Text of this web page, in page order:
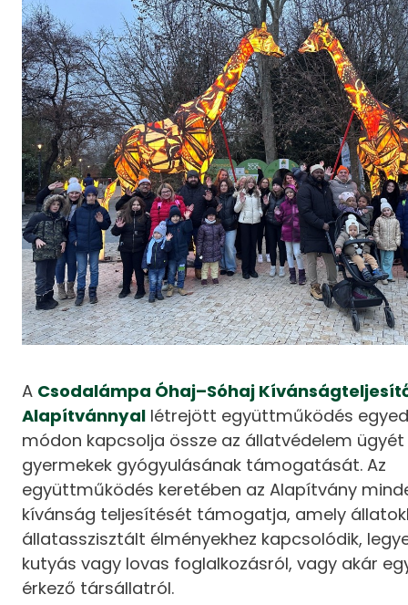
A Csodalámpa Óhaj–Sóhaj
Alapítvánnyal létrejött együttműködés
módon kapcsolja össze az állatvédelem ügyét
gyermekek gyógyulásának támogatását. Az
együttműködés keretében az Alapítvány
kívánság teljesítését támogatja, amely
állatasszisztált élményekhez kapcsolódik,
kutyás vagy lovas foglalkozásról, vagy akár
érkező társállatról.